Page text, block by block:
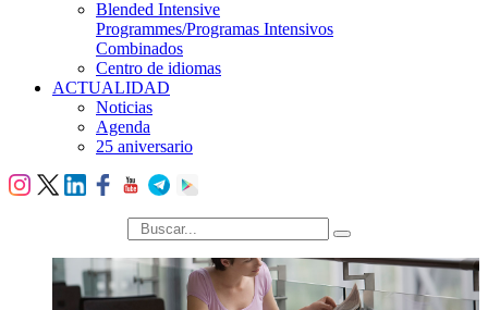
Blended Intensive
Programmes/Programas Intensivos
Combinados
Centro de idiomas
ACTUALIDAD
Noticias
Agenda
25 aniversario
búsqueda